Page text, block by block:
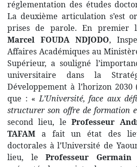
réglementation des études
La deuxième articulation s’est
prises de parole. En premier
Marcel FOUDA NDJODO,
Affaires Académiques au
Supérieur, a souligné
universitaire dans la
Développement à l’horizon
que : «L’Université, face aux
structurer son offre de formation
second lieu, leProfesseur
TAFAM a fait un état des
doctorales à l’Université de
lieu, leProfesseur